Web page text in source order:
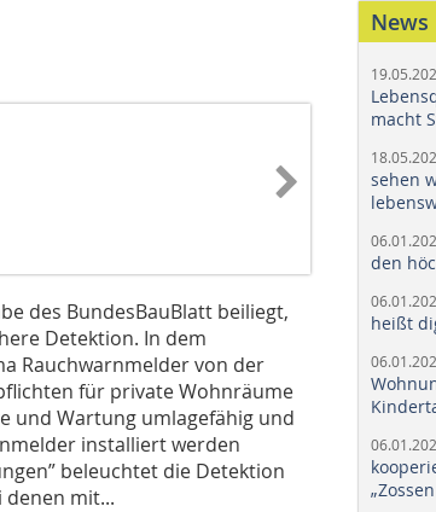
des BundesBauBlatt beiliegt,
Detektion. In dem
Rauchwarnmelder von der
für private Wohnräume
und Wartung umlagefähig und
installiert werden
beleuchtet die Detektion
denen mit...
News
macht
sehen
den
heißt